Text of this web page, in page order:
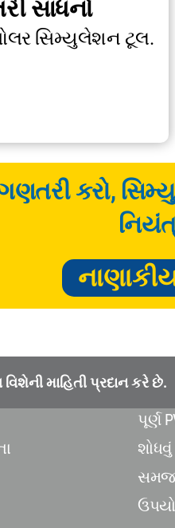
સાધનો
સિમ્યુલેશન ટૂલ.
કરો,
માહિતી પ્રદાન કરે છે.
પૂર્ણ
શોધવું